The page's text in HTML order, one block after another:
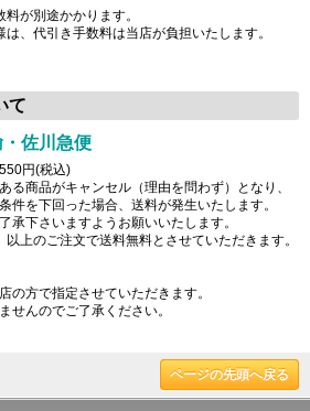
が別途かかります。
、代引き手数料は当店が負担いたします。
て
佐川急便
円(税込)
る商品がキャンセル（理由を問わず）となり、
件を下回った場合、送料が発生いたします。
承下さいますようお願いいたします。
上のご注文で送料無料とさせていただきます。
の方で指定させていただきます。
せんのでご了承ください。
ページの先頭へ戻る